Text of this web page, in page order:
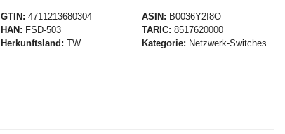
GTIN
4711213680304
HAN
FSD-503
Herkunftsland
TW
ASIN
B0036Y2I8O
TARIC 8517620000
Kategorie
Netzwerk-Switches